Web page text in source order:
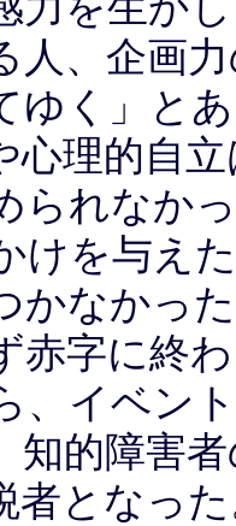
人、企画
ゆく」と
心理的自
られなか
けを与え
かなかっ
赤字に終
、イベン
知的障害
者となっ